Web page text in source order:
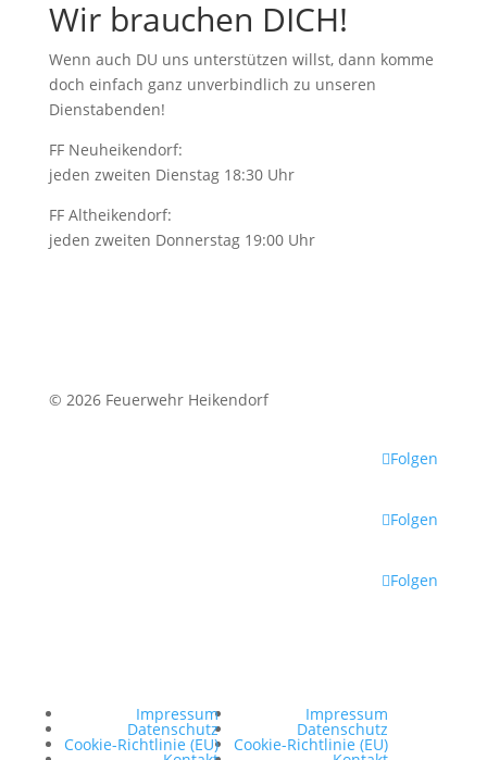
Wir brauchen DICH!
Wenn auch DU uns unterstützen willst, dann komme
doch einfach ganz unverbindlich zu unseren
Dienstabenden!
FF Neuheikendorf:
jeden zweiten Dienstag 18:30 Uhr
FF Altheikendorf:
jeden zweiten Donnerstag 19:00 Uhr
© 2026 Feuerwehr Heikendorf
Folgen
Folgen
Folgen
Impressum
Datenschutz
Cookie-Richtlinie (EU)
Impressum
Datenschutz
Cookie-Richtlinie (EU)